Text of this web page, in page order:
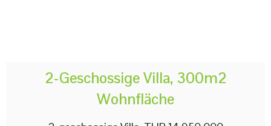
2-Geschossige Villa, 300m2
Wohnfläche